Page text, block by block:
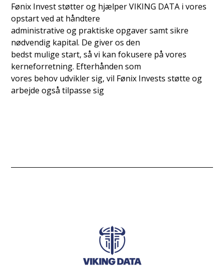
Fønix Invest støtter og hjælper VIKING DATA i vores
opstart ved at håndtere
administrative og praktiske opgaver samt sikre
nødvendig kapital. De giver os den
bedst mulige start, så vi kan fokusere på vores
kerneforretning. Efterhånden som
vores behov udvikler sig, vil Fønix Invests støtte og
arbejde også tilpasse sig